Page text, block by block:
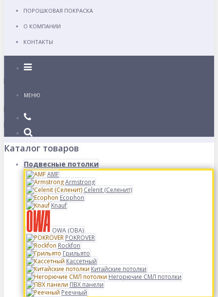
ПОРОШКОВАЯ ПОКРАСКА
О КОМПАНИИ
КОНТАКТЫ
Каталог
МЕНЮ
Каталог товаров
Подвесные потолки
AMF
Armstrong
Celenit (Селенит)
Ecophon
Knauf
OWA (ОВА)
POKROVER
Rockfon
Грильято
Кассетный
Китайские потолки
Негорючие СМЛ потолки
ПВХ панели
Реечный